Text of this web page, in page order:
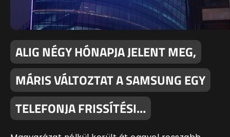
ALIG NÉGY HÓNAPJA JELENT MEG,
MÁRIS VÁLTOZTAT A SAMSUNG EGY
TELEFONJA FRISSÍTÉSI…